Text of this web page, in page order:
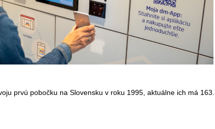
prvú pobočku na Slovensku v roku 1995, aktuálne ich má 163.